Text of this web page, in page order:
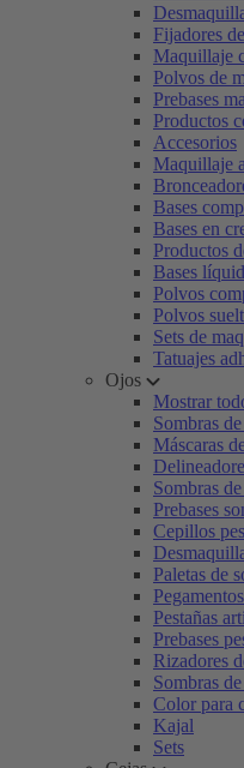
Fijadores
Maquillaje
Polvos de
Prebases
Productos
Accesorios
Maquillaje
Bases
Bases en
Productos
Bases
Polvos
Polvos
Sets de
Tatuajes
Ojos
Mostrar
Sombras
Máscaras
Sombras
Prebases
Cepillos
Paletas de
Pestañas
Prebases
Rizadores
Sombras
Color para
Kajal
Sets